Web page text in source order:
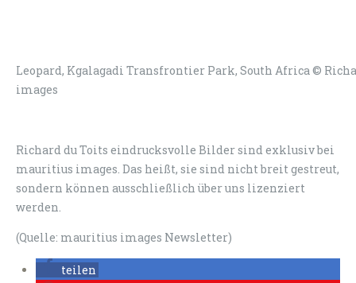
Leopard, Kgalagadi Transfrontier Park, South Africa ©
images
Richard du Toits eindrucksvolle Bilder sind exklusiv bei
mauritius images. Das heißt, sie sind nicht breit gestreut,
sondern können ausschließlich über uns lizenziert
werden.
(Quelle: mauritius images Newsletter)
teilen